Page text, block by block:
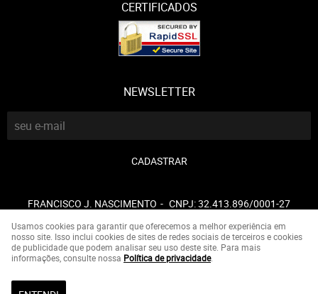
CERTIFICADOS
NEWSLETTER
CADASTRAR
FRANCISCO J. NASCIMENTO CNPJ: 32.413.896/0001-27
LOJA VIRTUAL CRIADA POR
Usamos cookies para garantir que oferecemos a melhor experiência em
nosso site. Isso inclui cookies de sites de redes sociais de terceiros e cookies
de publicidade que podem analisar seu uso deste site. Para mais
informações, consulte nossa Política de privacidade.